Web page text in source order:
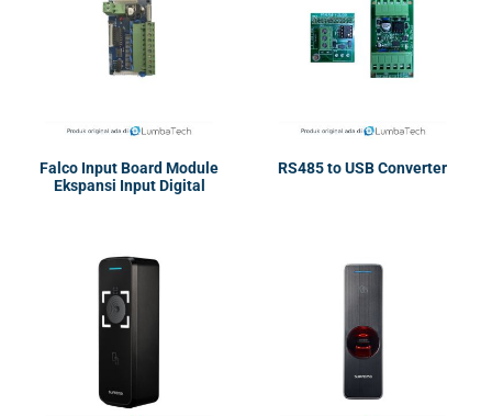
Falco Input Board Module
Ekspansi Input Digital
RS485 to USB Converter